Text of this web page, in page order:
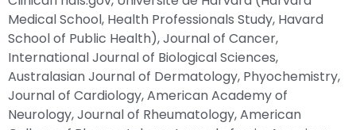
Medical School, Health Professionals Study, Havard
School of Public Health), Journal of Cancer,
International Journal of Biological Sciences,
Australasian Journal of Dermatology, Phyochemistry,
Journal of Cardiology, American Academy of
Neurology, Journal of Rheumatology, American